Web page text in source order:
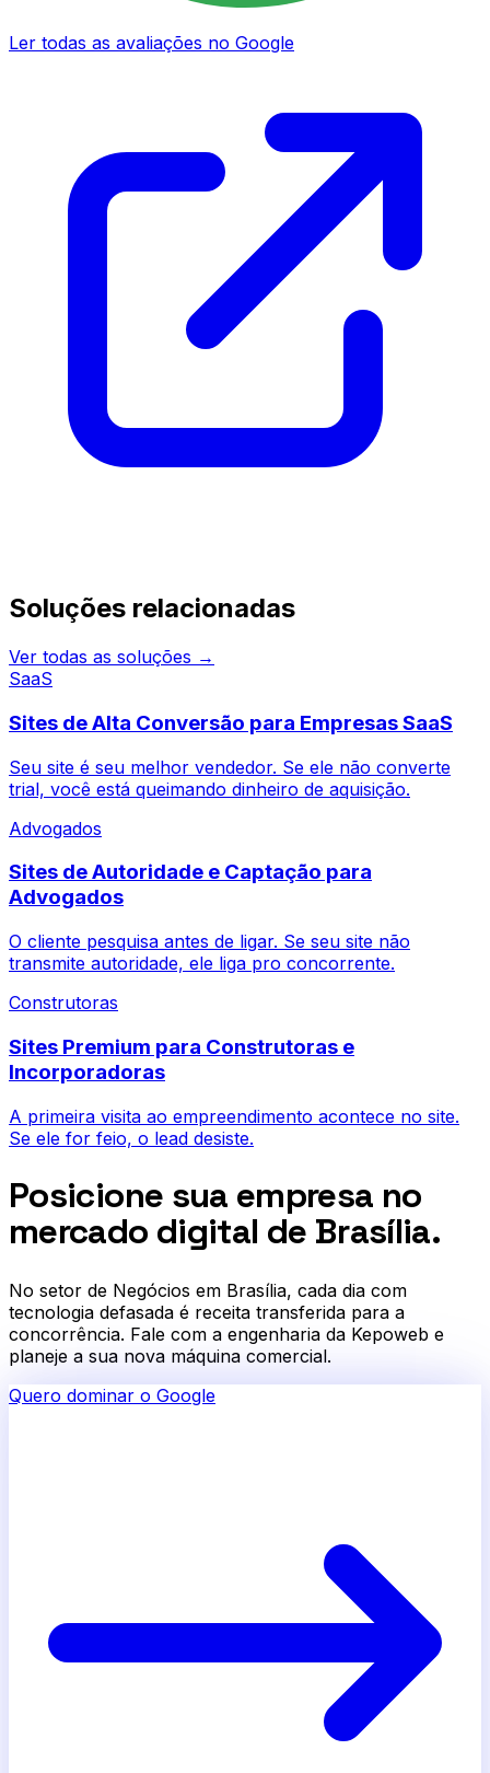
Ler todas as avaliações no Google
Soluções relacionadas
Ver todas as soluções →
SaaS
Sites de Alta Conversão para Empresas SaaS
Seu site é seu melhor vendedor. Se ele não converte
trial, você está queimando dinheiro de aquisição.
Advogados
Sites de Autoridade e Captação para
Advogados
O cliente pesquisa antes de ligar. Se seu site não
transmite autoridade, ele liga pro concorrente.
Construtoras
Sites Premium para Construtoras e
Incorporadoras
A primeira visita ao empreendimento acontece no site.
Se ele for feio, o lead desiste.
Posicione sua empresa no
mercado digital de Brasília.
No setor de Negócios em Brasília, cada dia com
tecnologia defasada é receita transferida para a
concorrência. Fale com a engenharia da Kepoweb e
planeje a sua nova máquina comercial.
Quero dominar o Google